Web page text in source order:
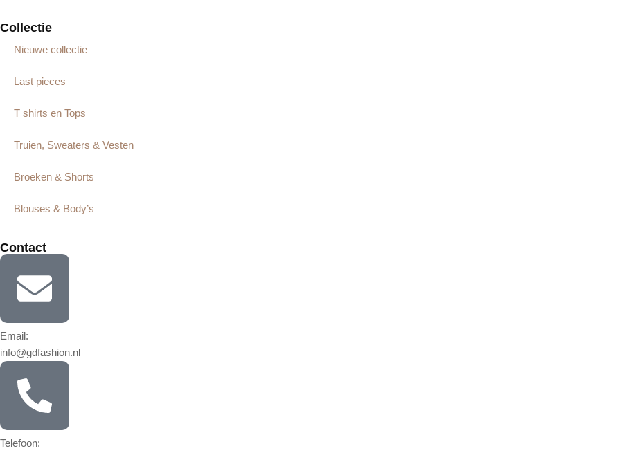
Collectie
Nieuwe collectie
Last pieces
T shirts en Tops
Truien, Sweaters & Vesten
Broeken & Shorts
Blouses & Body’s
Contact
Email:
info@gdfashion.nl
Telefoon: